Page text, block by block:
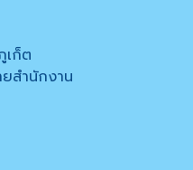
เก็ต
สำนักงาน